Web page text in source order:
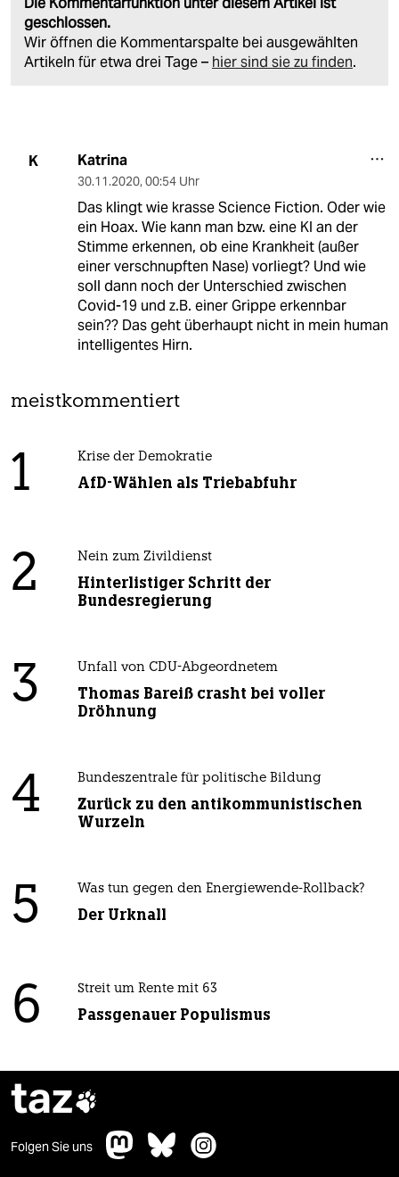
geschlossen.
Wir öffnen die Kommentarspalte bei ausgewählten
Artikeln für etwa drei Tage – hier sind sie zu finden.
K Katrina
30.11.2020, 00:54 Uhr
Das klingt wie krasse Science Fiction. Oder wie
ein Hoax. Wie kann man bzw. eine KI an der
Stimme erkennen, ob eine Krankheit (außer
einer verschnupften Nase) vorliegt? Und wie
soll dann noch der Unterschied zwischen
Covid-19 und z.B. einer Grippe erkennbar
sein?? Das geht überhaupt nicht in mein human
intelligentes Hirn.
meistkommentiert
1 Krise der Demokratie
AfD-Wählen als Triebabfuhr
2 Nein zum Zivildienst
Hinterlistiger Schritt der
Bundesregierung
3 Unfall von CDU-Abgeordnetem
Thomas Bareiß crasht bei voller
Dröhnung
4 Bundeszentrale für politische Bildung
Zurück zu den antikommunistischen
Wurzeln
5 Was tun gegen den Energiewende-Rollback?
Der Urknall
6 Streit um Rente mit 63
Passgenauer Populismus
taz
Folgen Sie uns